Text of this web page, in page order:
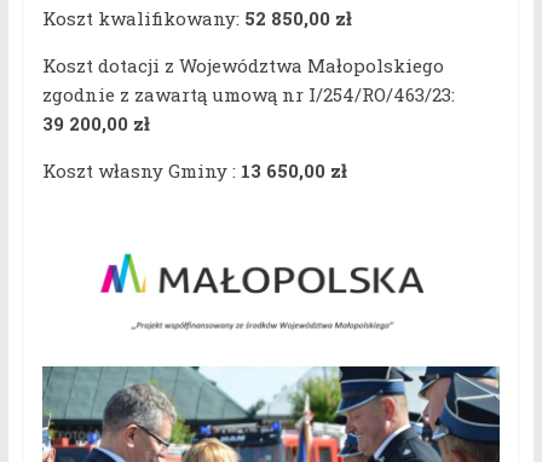
Koszt kwalifikowany: 52 850,00 zł
Koszt dotacji z Województwa Małopolskiego
zgodnie z zawartą umową nr I/254/RO/463/23:
39 200,00 zł
Koszt własny Gminy : 13 650,00 zł